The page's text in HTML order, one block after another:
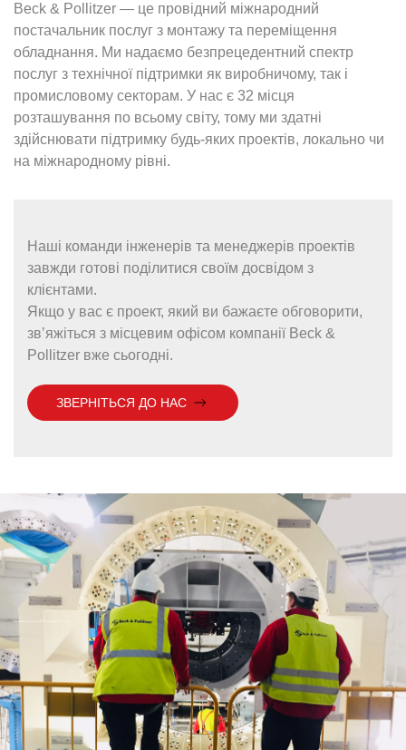
Beck & Pollitzer — це провідний міжнародний
постачальник послуг з монтажу та переміщення
обладнання. Ми надаємо безпрецедентний спектр
послуг з технічної підтримки як виробничому, так і
промисловому секторам. У нас є 32 місця
розташування по всьому світу, тому ми здатні
здійснювати підтримку будь-яких проектів, локально чи
на міжнародному рівні.
Наші команди інженерів та менеджерів проектів
завжди готові поділитися своїм досвідом з
клієнтами.
Якщо у вас є проект, який ви бажаєте обговорити,
зв’яжіться з місцевим офісом компанії Beck &
Pollitzer вже сьогодні.
ЗВЕРНІТЬСЯ ДО НАС
Отримання результатів завдяки досвіду